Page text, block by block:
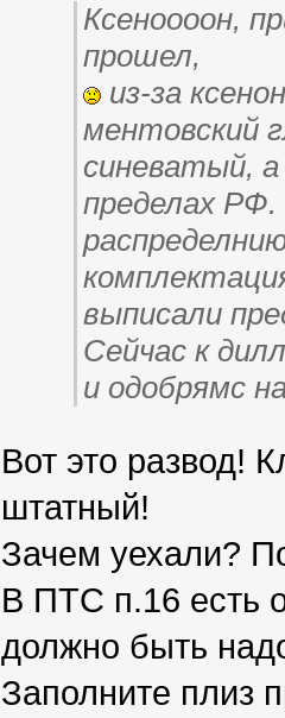
Ксеноооон,
прошел,
из-за
ментовский
синеватый,
пределах
выписали
Сейчас к
и одобрямс
Вот это развод!
штатный!
Зачем уехали?
В ПТС п.16 есть
должно быть
Заполните плиз